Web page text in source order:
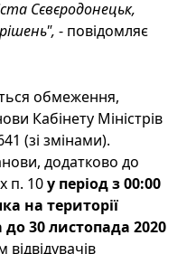
Сєвєродонецьк,
- повідомляє
обмеження,
Кабінету Міністрів
(зі змінами).
додатково до
п. 10у період з 00:00
на території
30 листопада 2020